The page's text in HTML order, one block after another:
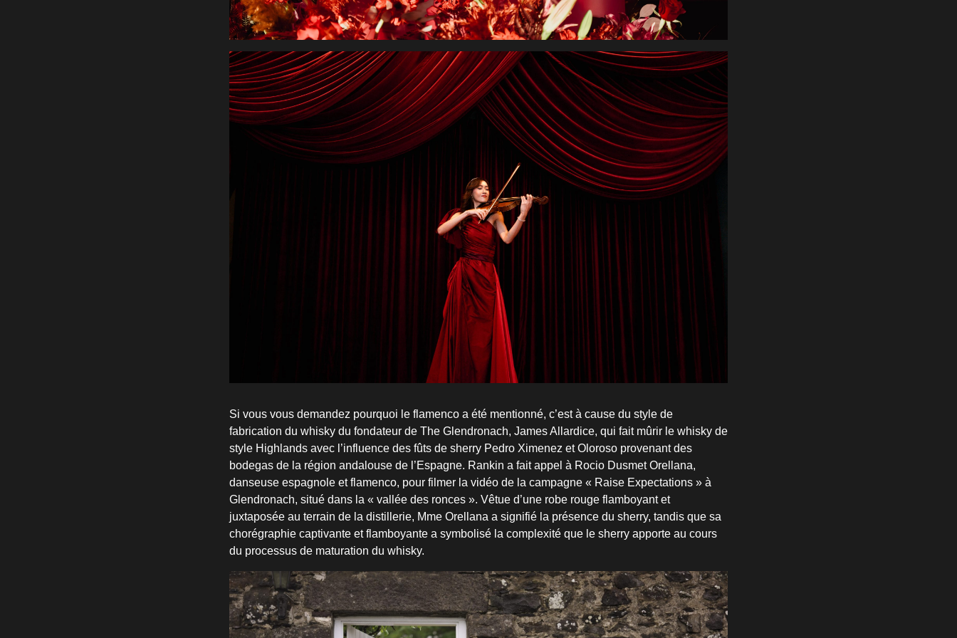
Si vous vous demandez pourquoi le flamenco a été mentionné, c’est à cause du style de
fabrication du whisky du fondateur de The Glendronach, James Allardice, qui fait mûrir le whisky de
style Highlands avec l’influence des fûts de sherry Pedro Ximenez et Oloroso provenant des
bodegas de la région andalouse de l’Espagne. Rankin a fait appel à Rocio Dusmet Orellana,
danseuse espagnole et flamenco, pour filmer la vidéo de la campagne « Raise Expectations » à
Glendronach, situé dans la « vallée des ronces ». Vêtue d’une robe rouge flamboyant et
juxtaposée au terrain de la distillerie, Mme Orellana a signifié la présence du sherry, tandis que sa
chorégraphie captivante et flamboyante a symbolisé la complexité que le sherry apporte au cours
du processus de maturation du whisky.